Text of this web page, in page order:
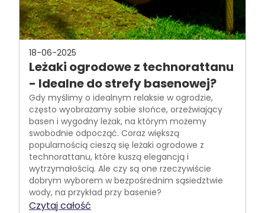
18-06-2025
Leżaki ogrodowe z technorattanu
- Idealne do strefy basenowej?
Gdy myślimy o idealnym relaksie w ogrodzie,
często wyobrażamy sobie słońce, orzeźwiający
basen i wygodny leżak, na którym możemy
swobodnie odpocząć. Coraz większą
popularnością cieszą się leżaki ogrodowe z
technorattanu, które kuszą elegancją i
wytrzymałością. Ale czy są one rzeczywiście
dobrym wyborem w bezpośrednim sąsiedztwie
wody, na przykład przy basenie?
Czytaj całość